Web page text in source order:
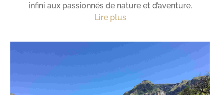
infini aux passionnés de nature et d’aventure.
Lire plus